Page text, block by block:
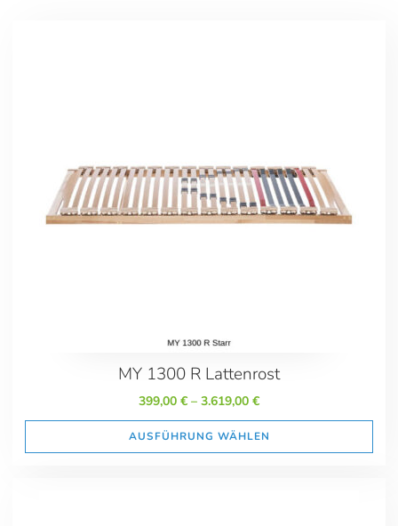
Marken
Rummel Matratzen
MY 1300 R Lattenrost
399,00 € – 3.619,00 €
AUSFÜHRUNG WÄHLEN